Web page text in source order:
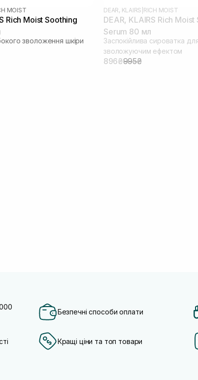
MOIST
Rich Moist Soothing
зволоження шкіри
DEAR, KLAIRS RICH MOIST
DEAR, KLAIRS Rich
Serum 80 мл
Заспокійлива сироватка
зволожуючим ефектом
896₴995₴
Безпечні способи оплати
Кращі ціни та топ товари